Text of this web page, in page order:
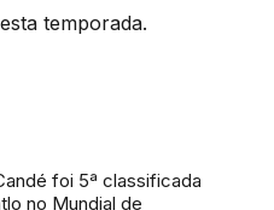
temporada.
foi 5ª classificada
no Mundial de